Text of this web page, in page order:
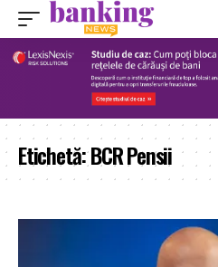
Etichetă:BCR Pensii